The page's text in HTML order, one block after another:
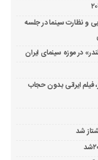
و نظارت سینما در جلسه
در موزه سینمای ایران
فیلم ایرانی بدون حجاب